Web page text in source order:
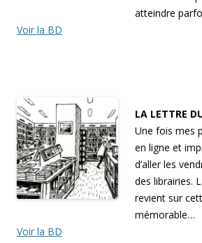
atteindre
Voir la BD
LA LETTRE
Une fois mes
en ligne et
d’aller les
des librairies.
revient sur
mémorable…
Voir la BD